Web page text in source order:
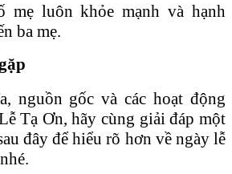
mẹ luôn khỏe mạnh và hạnh
ba mẹ.
nguồn gốc và các hoạt động
Tạ Ơn, hãy cùng giải đáp một
đây để hiểu rõ hơn về ngày lễ